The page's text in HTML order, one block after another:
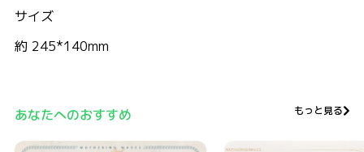
サイズ
約 245*140mm
あなたへのおすすめ もっと見る